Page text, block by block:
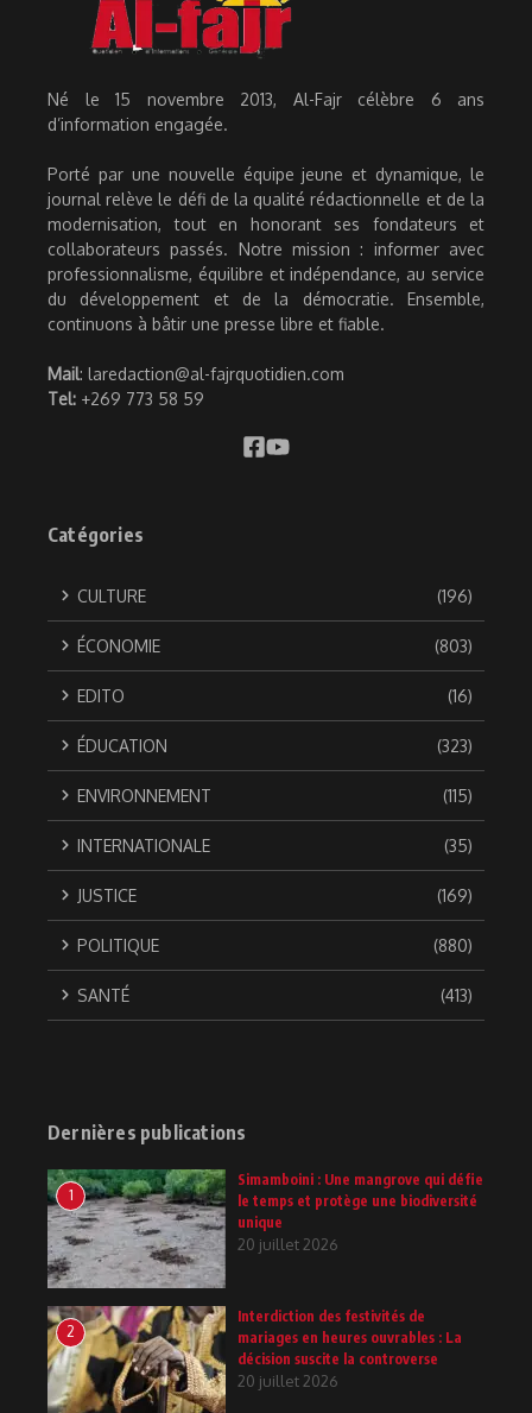
Né le 15 novembre 2013, Al-Fajr célèbre 6 ans
d’information engagée.
Porté par une nouvelle équipe jeune et dynamique, le
journal relève le défi de la qualité rédactionnelle et de la
modernisation, tout en honorant ses fondateurs et
collaborateurs passés. Notre mission : informer avec
professionnalisme, équilibre et indépendance, au service
du développement et de la démocratie. Ensemble,
continuons à bâtir une presse libre et fiable.
Mail: laredaction@al-fajrquotidien.com
Tel: +269 773 58 59
Catégories
CULTURE (196)
ÉCONOMIE (803)
EDITO (16)
ÉDUCATION (323)
ENVIRONNEMENT (115)
INTERNATIONALE (35)
JUSTICE (169)
POLITIQUE (880)
SANTÉ (413)
Dernières publications
1
Simamboini : Une mangrove qui défie
le temps et protège une biodiversité
unique
20 juillet 2026
2
Interdiction des festivités de
mariages en heures ouvrables : La
décision suscite la controverse
20 juillet 2026